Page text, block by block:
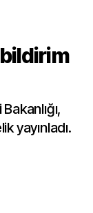
yayınladı.